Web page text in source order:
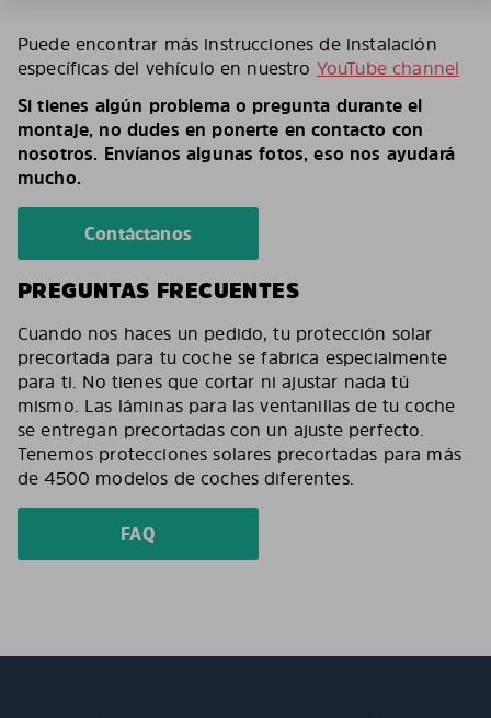
Puede encontrar más instrucciones de instalación
específicas del vehículo en nuestro YouTube channel
Si tienes algún problema o pregunta durante el
montaje, no dudes en ponerte en contacto con
nosotros. Envíanos algunas fotos, eso nos ayudará
mucho.
Contáctanos
PREGUNTAS FRECUENTES
Cuando nos haces un pedido, tu protección solar
precortada para tu coche se fabrica especialmente
para ti. No tienes que cortar ni ajustar nada tú
mismo. Las láminas para las ventanillas de tu coche
se entregan precortadas con un ajuste perfecto.
Tenemos protecciones solares precortadas para más
de 4500 modelos de coches diferentes.
FAQ